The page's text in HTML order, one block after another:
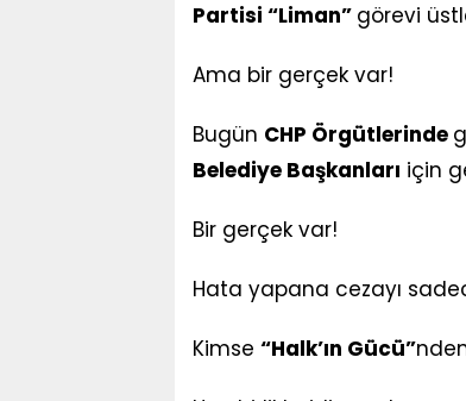
Partisi “Liman” görevi
Ama bir gerçek var!
Bugün CHP Örgütlerinde
Belediye Başkanları için
Bir gerçek var!
Hata yapana cezayı
Kimse “Halk’ın Gücü”